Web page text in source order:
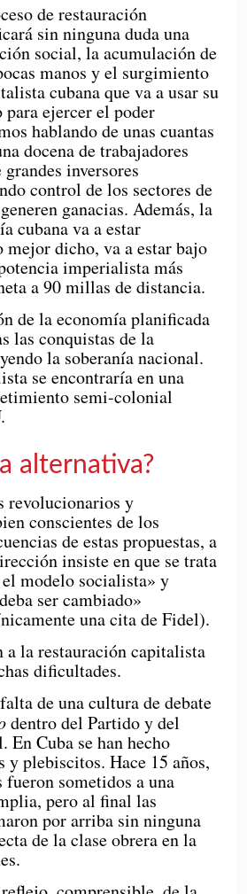
de restauración
sin ninguna duda una
social, la acumulación de
manos y el surgimiento
cubana que va a usar su
ejercer el poder
hablando de unas cuantas
docena de trabajadores
inversores
control de los sectores de
ganacias. Además, la
cubana va a estar
mejor dicho, va a estar bajo
imperialista más
a 90 millas de distancia.
de la economía planificada
las conquistas de la
la soberanía nacional.
se encontraría en una
semi-colonial
alternativa?
revolucionarios y
conscientes de los
de estas propuestas, a
insiste en que se trata
modelo socialista» y
ser cambiado»
una cita de Fidel).
a la restauración capitalista
dificultades.
de una cultura de debate
dentro del Partido y del
En Cuba se han hecho
y plebiscitos. Hace 15 años,
sometidos a una
pero al final las
por arriba sin ninguna
de la clase obrera en la